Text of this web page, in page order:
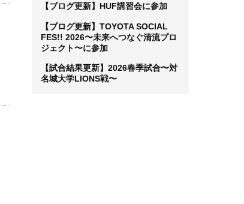
【ブログ更新】HUF講習会に参加
【ブログ更新】TOYOTA SOCIAL
FES!! 2026〜未来へつなぐ清流プロ
ジェクト〜に参加
【試合結果更新】2026春季試合〜対
名城大学LIONS戦〜